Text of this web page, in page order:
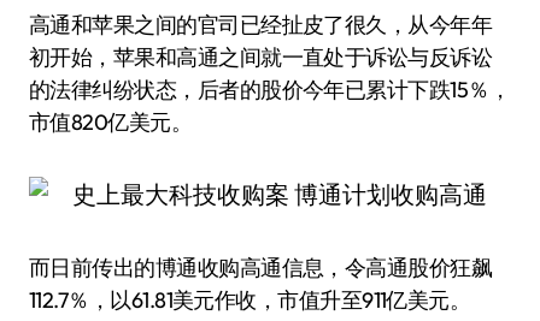
高通和苹果之间的官司已经扯皮了很久，从今年年
初开始，苹果和高通之间就一直处于诉讼与反诉讼
的法律纠纷状态，后者的股价今年已累计下跌15％，
市值820亿美元。
而日前传出的博通收购高通信息，令高通股价狂飙
112.7％，以61.81美元作收，市值升至911亿美元。